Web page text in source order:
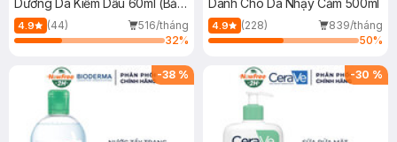
Dưỡng Da Kiềm Dầu 60ml (Bản
Mới)
4.9 (44)
516/tháng
32%
Dành Cho Da Nhạy Cảm 500ml
4.9 (228)
839/tháng
50%
-38 % -30 %